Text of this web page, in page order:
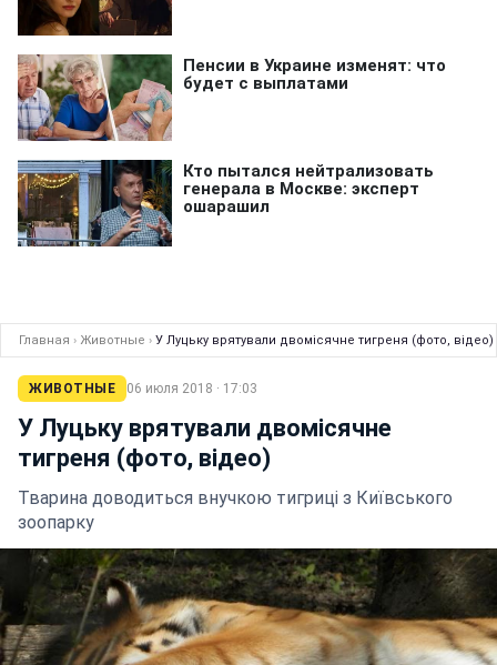
Главная › Животные › У Луцьку врятували двомісячне тигреня (фото, відео)
ЖИВОТНЫЕ 06 июля 2018 · 17:03
У Луцьку врятували двомісячне
тигреня (фото, відео)
Тварина доводиться внучкою тигриці з Київського
зоопарку